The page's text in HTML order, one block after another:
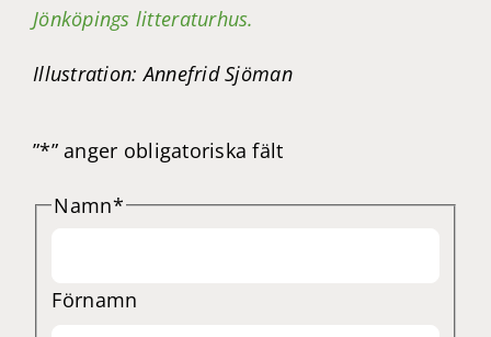
Jönköpings litteraturhus.
Illustration: Annefrid Sjöman
”*” anger obligatoriska fält
Namn*
Förnamn